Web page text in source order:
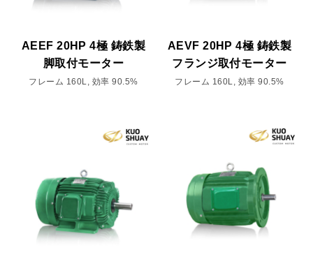
AEEF 20HP 4極 鋳鉄製
脚取付モーター
フレーム 160L, 効率 90.5%
AEVF 20HP 4極 鋳鉄製
フランジ取付モーター
フレーム 160L, 効率 90.5%